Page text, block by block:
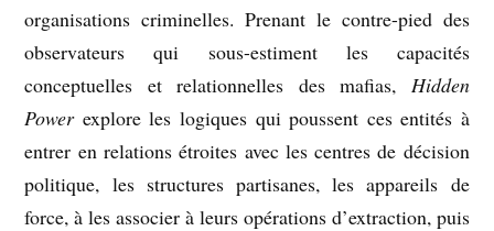
organisations criminelles. Prenant le contre-pied des
observateurs qui sous-estiment les capacités
conceptuelles et relationnelles des mafias, Hidden
Powerexplore les logiques qui poussent ces entités à
entrer en relations étroites avec les centres de décision
politique, les structures partisanes, les appareils de
force, à les associer à leurs opérations d’extraction, puis